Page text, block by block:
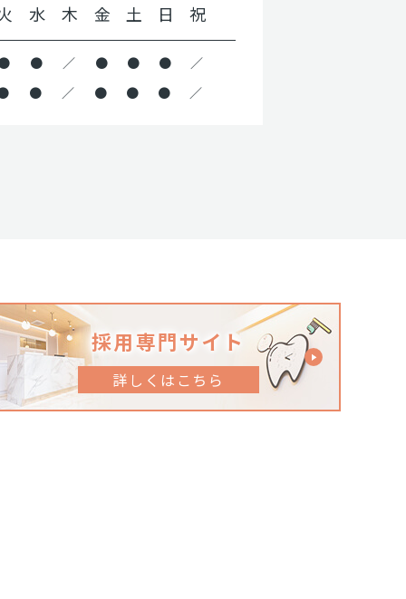
水 木 金 土 日 祝
● ／ ● ● ●
／
● ／ ● ● ● ／
採用専門サイト
詳しくはこちら